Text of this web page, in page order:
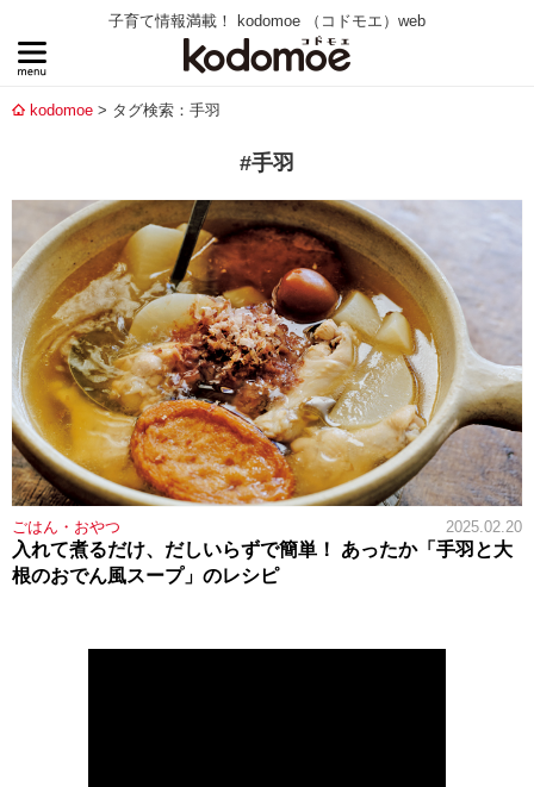
子育て情報満載！ kodomoe （コドモエ）web
kodomoe タグ検索：手羽
#手羽
ごはん・おやつ 2025.02.20
入れて煮るだけ、だしいらずで簡単！ あったか「手羽と大
根のおでん風スープ」のレシピ